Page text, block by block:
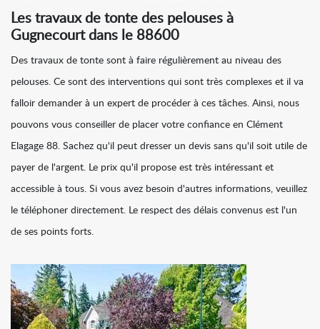
Les travaux de tonte des pelouses à
Gugnecourt dans le 88600
Des travaux de tonte sont à faire régulièrement au niveau des
pelouses. Ce sont des interventions qui sont très complexes et il va
falloir demander à un expert de procéder à ces tâches. Ainsi, nous
pouvons vous conseiller de placer votre confiance en Clément
Elagage 88. Sachez qu'il peut dresser un devis sans qu'il soit utile de
payer de l'argent. Le prix qu'il propose est très intéressant et
accessible à tous. Si vous avez besoin d'autres informations, veuillez
le téléphoner directement. Le respect des délais convenus est l'un
de ses points forts.